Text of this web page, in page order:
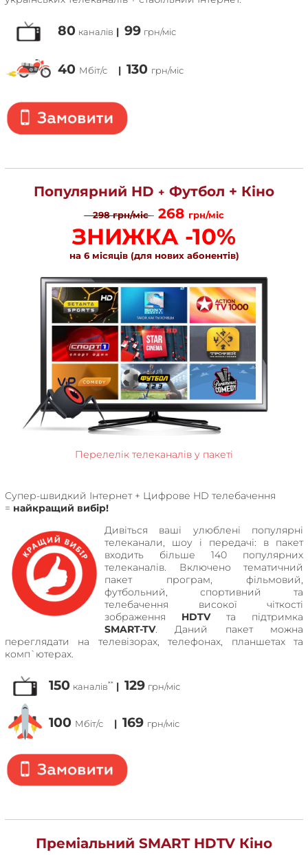
80 каналів | 99 грн/міс
40 Мбіт/с | 130 грн/міс
Популярний HD + Футбол + Кіно
298грн/міс 268 грн/міс
ЗНИЖКА -10%
на 6 місяців (для нових абонентів)
Перелелік телеканалів у пакеті
Супер-швидкий Інтернет + Цифрове HD телебачення
= найкращий вибір!
Дивіться ваші улюблені популярні
телеканали, шоу і передачі: в пакет
входить більше 140 популярних
телеканалів. Включено тематичний
пакет програм, фільмовий,
футбольний, спортивний та
телебачення високої чіткості
зображення HDTV та підтримка
SMART-TV. Даний пакет можна
переглядати на телевізорах, телефонах, планшетах та
комп`ютерах.
150 каналів** | 129 грн/міс
100 Мбіт/с | 169 грн/міс
Преміальний SMART HDTV Кіно